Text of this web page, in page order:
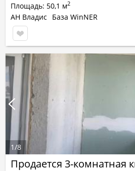
Площадь: 50,1 м2
АН Владис
База WinNER
Продается 3-комнатная
1/8